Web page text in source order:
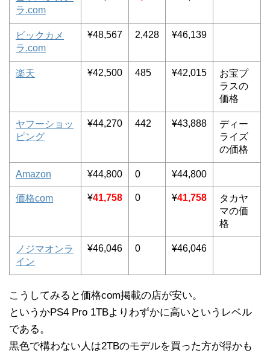
ラ.com
ビックカメ
ラ.com
¥48,567 2,428 ¥46,139
楽天 ¥42,500 485 ¥42,015
お宝プ
ラスの
価格
ヤフーショッ
ピング
¥44,270 442 ¥43,888
ディー
ライズ
の価格
Amazon ¥44,800 0 ¥44,800
価格com ¥41,758 0 ¥41,758
タカヤ
マの価
格
ノジマオンラ
イン
¥46,046 0 ¥46,046
こうしてみると価格com掲載の店が安い。
というかPS4 Pro 1TBよりわずかに高いというレベル
である。
黒色で構わない人は2TBのモデルを買った方が得かも